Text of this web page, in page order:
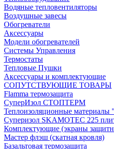
Водяные тепловентиляторы
Воздушные завесы
Обогреватели
Аксессуары
Модели обогревателей
Системы Управления
Термостаты
Тепловые Пушки
Аксессуары и комплектующие
СОПУТСТВУЮЩИЕ ТОВАРЫ
Flamma термозащита
СуперИзол СТОПТЕРМ
Теплоизоляционные материалы
Суперизол SKAMOTEC 225
Комплектующие (экраны
Мастер флэш (скатная кровля)
Базальтовая термозащита